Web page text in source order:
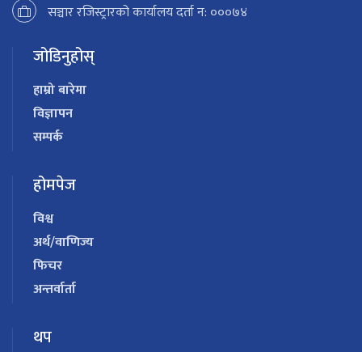
सञ्चार रजिस्ट्रारको कार्यालय दर्ता न: ०००७४
जोडिनुहोस्
हाम्रो बारेमा
विज्ञापन
सम्पर्क
होमपेज
विश्व
अर्थ/वाणिज्य
फिचर
अन्तर्वार्ता
थप